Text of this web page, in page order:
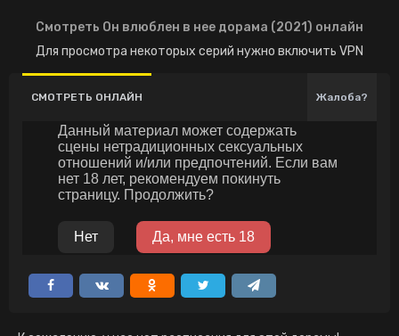
Смотреть Он влюблен в нее дорама (2021) онлайн
Для просмотра некоторых серий нужно включить VPN
СМОТРЕТЬ ОНЛАЙН Жалоба?